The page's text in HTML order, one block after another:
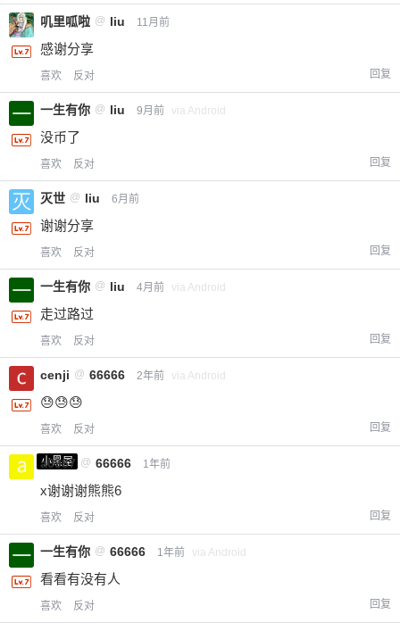
叽里呱啦 @ liu 11月前
感谢分享
喜欢 反对 回复
一生有你 @ liu 9月前 via Android
没币了
喜欢 反对 回复
灭世 @ liu 6月前
谢谢分享
喜欢 反对 回复
一生有你 @ liu 4月前 via Android
走过路过
喜欢 反对 回复
cenji @ 66666 2年前 via Android
😓😓😓
喜欢 反对 回复
小黑屋
a0987 @ 66666 1年前
x谢谢谢熊熊6
喜欢 反对 回复
一生有你 @ 66666 1年前 via Android
看看有没有人
喜欢 反对 回复